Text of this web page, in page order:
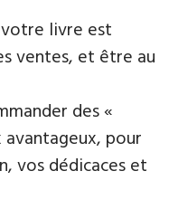
livre est
ventes, et être au
des «
pour
vos dédicaces et